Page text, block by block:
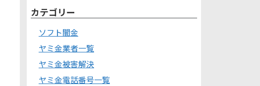
カテゴリー
ソフト闇金
ヤミ金業者一覧
ヤミ金被害解決
ヤミ金電話番号一覧